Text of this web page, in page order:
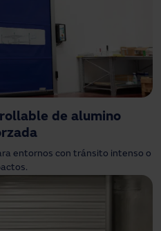
de alumino
entornos con tránsito intenso o